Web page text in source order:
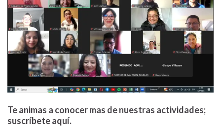
Te animas a conocer mas de nuestras actividades;
suscríbete aquí.